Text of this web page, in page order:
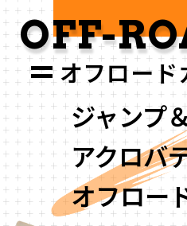
OFF-
オフロー
ジャンプ
アクロバ
オフロー